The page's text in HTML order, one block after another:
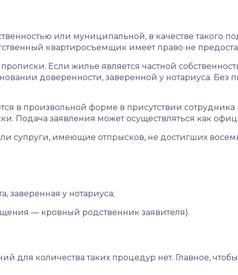
или муниципальной, в качестве
квартиросъемщик имеет право не
Если жилье является частной
доверенности, заверенной у нотариуса.
в произвольной форме в присутствии
заявления может осуществляться как
супруги, имеющие отпрысков, не достигших
заверенная у нотариуса;
— кровный родственник заявителя).
количества таких процедур нет. Главное,